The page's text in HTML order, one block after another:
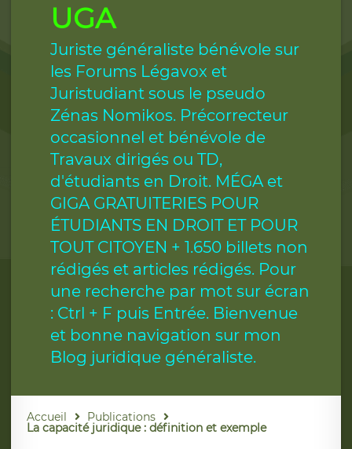
UGA
Juriste généraliste bénévole sur
les Forums Légavox et
Juristudiant sous le pseudo
Zénas Nomikos. Précorrecteur
occasionnel et bénévole de
Travaux dirigés ou TD,
d'étudiants en Droit. MÉGA et
GIGA GRATUITERIES POUR
ÉTUDIANTS EN DROIT ET POUR
TOUT CITOYEN + 1.650 billets non
rédigés et articles rédigés. Pour
une recherche par mot sur écran
: Ctrl + F puis Entrée. Bienvenue
et bonne navigation sur mon
Blog juridique généraliste.
Accueil Publications
La capacité juridique : définition et exemple